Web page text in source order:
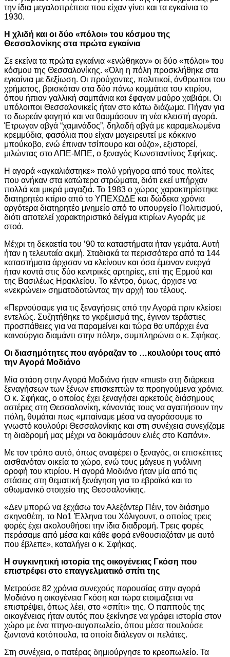
την ίδια μεγαλοπρέπεια που είχαν γίνει και τα εγκαίνια το
1930.
Η χλιδή και οι δύο «πόλοι» του κόσμου της
Θεσσαλονίκης στα πρώτα εγκαίνια
Σε εκείνα τα πρώτα εγκαίνια «ενώθηκαν» οι δύο «πόλοι» του
κόσμου της Θεσσαλονίκης. «Όλη η πόλη προσκλήθηκε στα
εγκαίνια με δεξίωση. Οι προύχοντες, πολιτικοί, άνθρωποι του
χρήματος, βρισκόταν στα δύο πάνω κομμάτια του κτιρίου,
όπου ήπιαν γαλλική σαμπάνια και έφαγαν μαύρο χαβιάρι. Οι
υπόλοιποι Θεσσαλονικείς ήταν στο κάτω διάζωμα. Πήγαν για
το δωρεάν φαγητό και να θαυμάσουν τη νέα κλειστή αγορά.
Έτρωγαν αβγά “χαμινάδος”, δηλαδή αβγά με καραμελωμένα
κρεμμύδια, φασόλια που είχαν μαγειρευτεί με κόκκινο
μπούκοβο, ενώ έπιναν τσίπουρο και ούζο», εξιστορεί,
μιλώντας στο ΑΠΕ-ΜΠΕ, ο ξεναγός Κωνσταντίνος Σφήκας.
Η αγορά «αγκαλιάστηκε» πολύ γρήγορα από τους πολίτες
που ανήκαν στα κατώτερα στρώματα, διότι εκεί υπήρχαν
πολλά και μικρά μαγαζιά. Το 1983 ο χώρος χαρακτηρίστηκε
διατηρητέο κτίριο από το ΥΠΕΧΩΔΕ και δώδεκα χρόνια
αργότερα διατηρητέο μνημείο από το υπουργείο Πολιτισμού,
διότι αποτελεί χαρακτηριστικό δείγμα κτιρίων Αγοράς με
στοά.
Μέχρι τη δεκαετία του ’90 τα καταστήματα ήταν γεμάτα. Αυτή
ήταν η τελευταία ακμή. Σταδιακά τα περισσότερα από τα 144
καταστήματα άρχισαν να κλείνουν και όσα έμειναν ενεργά
ήταν κοντά στις δύο κεντρικές αρτηρίες, επί της Ερμού και
της Βασιλέως Ηρακλείου. Το κέντρο, όμως, άρχισε να
«νεκρώνει» σηματοδοτώντας την αρχή του τέλους.
«Περνούσαμε για τις ξεναγήσεις από την Αγορά πριν κλείσει
εντελώς. Συζητήθηκε το γκρέμισμά της, έγιναν τεράστιες
προσπάθειες για να παραμείνει και τώρα θα υπάρχει ένα
καινούργιο διαμάντι στην πόλη», συμπληρώνει ο κ. Σφήκας.
Οι διασημότητες που αγόραζαν το …κουλούρι τους από
την Αγορά Μοδιάνο
Μία στάση στην Αγορά Μοδιάνο ήταν «must» στη διάρκεια
ξεναγήσεων των ξένων επισκεπτών τα προηγούμενα χρόνια.
Ο κ. Σφήκας, ο οποίος έχει ξεναγήσει αρκετούς διάσημους
αστέρες στη Θεσσαλονίκη, κάνοντάς τους να αγαπήσουν την
πόλη, θυμάται πως «μπαίναμε μέσα να αγοράσουμε το
γνωστό κουλούρι Θεσσαλονίκης και στη συνέχεια συνεχίζαμε
τη διαδρομή μας μέχρι να δοκιμάσουν ελιές στο Καπάνι».
Με τον τρόπο αυτό, όπως αναφέρει ο ξεναγός, οι επισκέπτες
αισθανόταν οικεία το χώρο, ενώ τους μάγευε η γυάλινη
οροφή του κτιρίου. Η αγορά Μοδιάνο ήταν μία από τις
στάσεις στη θεματική ξενάγηση για το εβραϊκό και το
οθωμανικό στοιχείο της Θεσσαλονίκης.
«Δεν μπορώ να ξεχάσω τον Αλεξάντερ Πέιν, τον διάσημο
σκηνοθέτη, το Νο1 Έλληνα του Χόλιγουντ, ο οποίος τρεις
φορές έχει ακολουθήσει την ίδια διαδρομή. Τρεις φορές
περάσαμε από μέσα και κάθε φορά ενθουσιαζόταν με αυτό
που έβλεπε», καταλήγει ο κ. Σφήκας.
Η συγκινητική ιστορία της οικογένειας Γκόση που
επιστρέφει στο επαγγελματικό σπίτι της
Μετρούσε 82 χρόνια συνεχούς παρουσίας στην αγορά
Μοδιάνο η οικογένεια Γκόση και τώρα ετοιμάζεται να
επιστρέψει, όπως λέει, στο «σπίτι» της. Ο παππούς της
οικογένειας ήταν αυτός που ξεκίνησε να γράφει ιστορία στον
χώρο με ένα πτηνο-αυγοπωλείο, όπου μέσα πουλούσε
ζωντανά κοτόπουλα, τα οποία διάλεγαν οι πελάτες.
Στη συνέχεια, ο πατέρας δημιούργησε το κρεοπωλείο. Τα